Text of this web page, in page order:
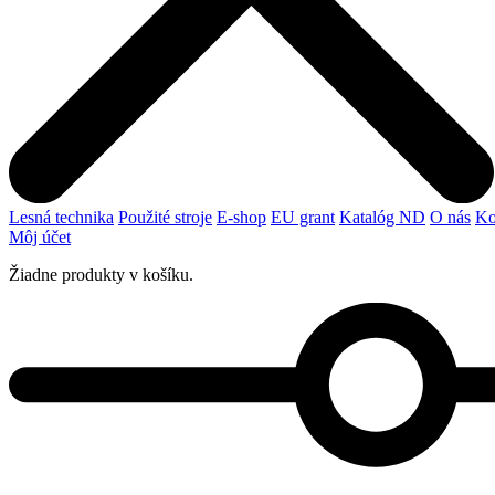
Lesná technika Použité stroje E-shop EU grant Katalóg ND O nás
Môj účet
Žiadne produkty v košíku.